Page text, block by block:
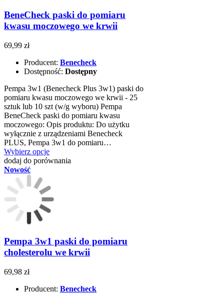
BeneCheck paski do pomiaru
kwasu moczowego we krwii
69,99 zł
Producent: Benecheck
Dostępność: Dostępny
Pempa 3w1 (Benecheck Plus 3w1) paski do
pomiaru kwasu moczowego we krwii - 25
sztuk lub 10 szt (w/g wyboru) Pempa
BeneCheck paski do pomiaru kwasu
moczowego: Opis produktu: Do użytku
wyłącznie z urządzeniami Benecheck
PLUS, Pempa 3w1 do pomiaru…
Wybierz opcje
dodaj do porównania
Nowość
Pempa 3w1 paski do pomiaru
cholesterolu we krwii
69,98 zł
Producent: Benecheck